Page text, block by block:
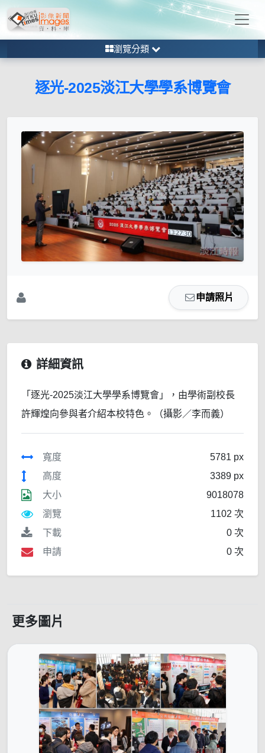
瀏覽分類
逐光-2025淡江大學學系博覽會
申請照片
詳細資訊
「逐光-2025淡江大學學系博覽會」，由學術副校長
許輝煌向參與者介紹本校特色。（攝影／李而義）
寬度
5781 px
高度
3389 px
大小
9018078
瀏覽
1102 次
下載
0 次
申請
0 次
更多圖片